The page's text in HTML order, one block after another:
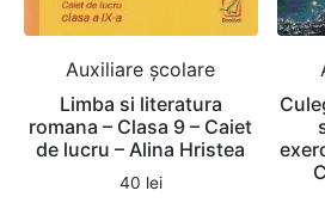
Auxiliare şcolare
Limba si literatura
romana – Clasa 9 – Caiet
de lucru – Alina Hristea
40 lei